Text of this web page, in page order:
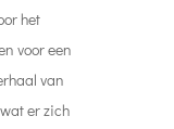
het
voor een
van
er zich